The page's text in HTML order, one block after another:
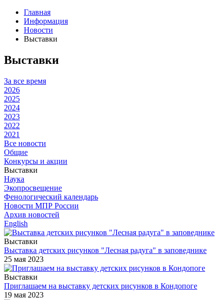
Главная
Информация
Новости
Выставки
Выставки
За все время
2026
2025
2024
2023
2022
2021
Все новости
Общие
Конкурсы и акции
Выставки
Наука
Экопросвещение
Фенологический календарь
Новости МПР России
Архив новостей
English
Выставки
Выставка детских рисунков "Лесная радуга" в заповеднике
25 мая 2023
Выставки
Приглашаем на выставку детских рисунков в Кондопоге
19 мая 2023